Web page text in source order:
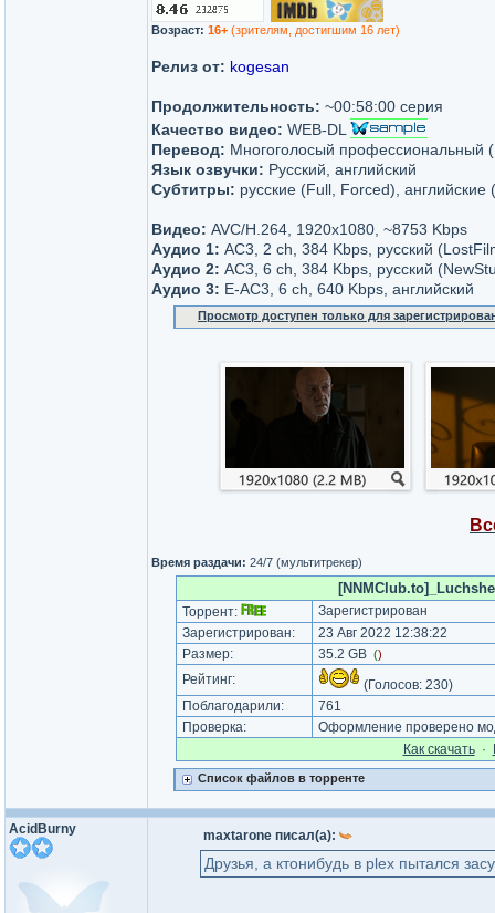
Возраст: 16+ (зрителям, достигшим 16 лет)
Релиз от: kogesan
Продолжительность: ~00:58:00 серия
Качество видео: WEB-DL
Перевод: Многоголосый профессиональный
Язык озвучки: Русский, английский
Субтитры: русские (Full, Forced), английские
Видео: AVC/H.264, 1920х1080, ~8753 Kbps
Аудио 1: AC3, 2 ch, 384 Kbps, русский
Аудио 2: AC3, 6 ch, 384 Kbps, русский
Аудио 3: E-AC3, 6 ch, 640 Kbps, английский
Просмотр доступен только для
Время раздачи: 24/7 (мультитрекер)
Торрент:
Зарегистрирован
Зарегистрирован:
23 Авг 2022 12:38:22
Размер:
35.2 GB ()
Рейтинг: (Голосов: 230)
Поблагодарили:
761
Проверка:
Оформление проверено
Как cкачать·
Список файлов в торренте
AcidBurny maxtarone писал(а):
Друзья, а ктонибудь в plex пытался